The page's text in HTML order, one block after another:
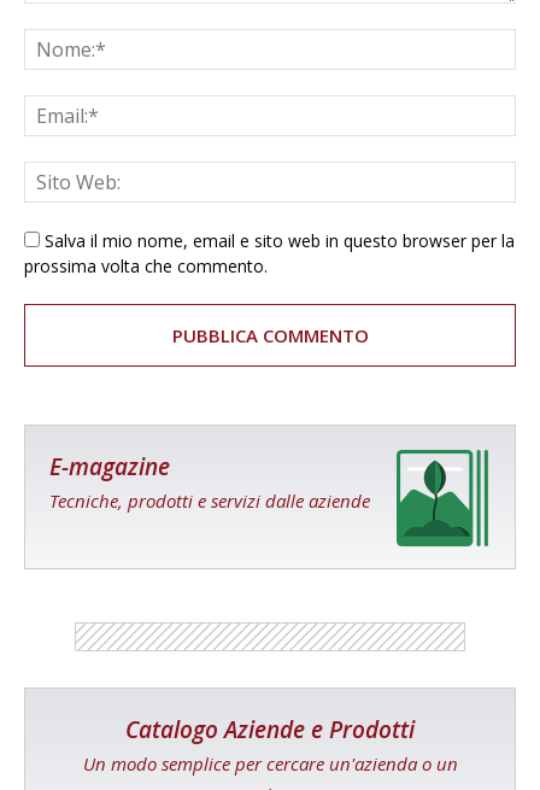
Salva il mio nome, email e sito web in questo browser per la
prossima volta che commento.
E-magazine
Tecniche, prodotti e servizi dalle aziende
Catalogo Aziende e Prodotti
Un modo semplice per cercare un'azienda o un